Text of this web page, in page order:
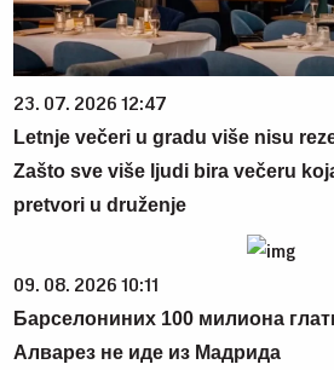
23. 07. 2026 12:47
Letnje večeri u gradu više nisu
Zašto sve više ljudi bira večeru
pretvori u druženje
09. 08. 2026 10:11
Барселониних 100 милиона
Алварез не иде из Мадрида